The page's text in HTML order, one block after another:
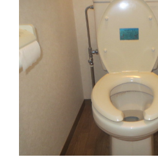
リフォームの流れ
お知らせ